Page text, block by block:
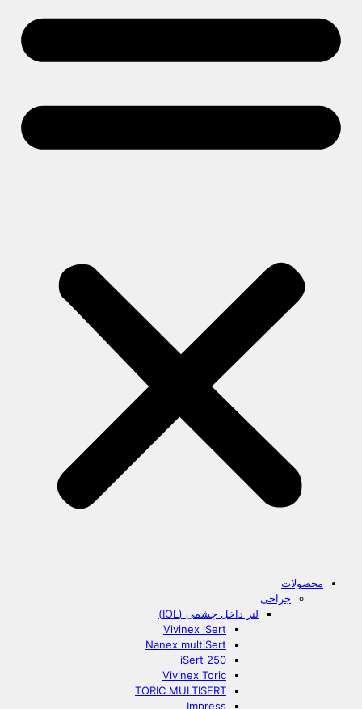
محصولات
جراحی
لنز داخل چشمی (IOL)
Vivinex iSert
Nanex multiSert
iSert 250
Vivinex Toric
TORIC MULTISERT
Impress